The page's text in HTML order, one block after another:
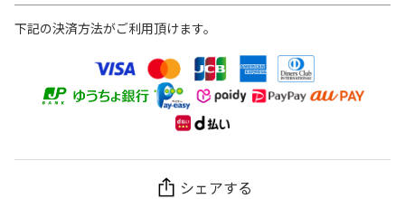
下記の決済方法がご利用頂けます。
シェアする